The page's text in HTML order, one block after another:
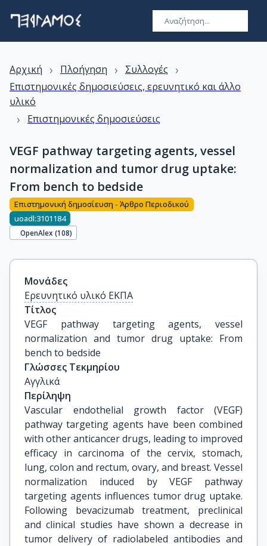
Αρχική › Πλοήγηση › Συλλογές ›
Επιστημονικές δημοσιεύσεις, ερευνητικό και άλλο
υλικό
› Επιστημονικές δημοσιεύσεις
VEGF pathway targeting agents, vessel
normalization and tumor drug uptake:
From bench to bedside
Επιστημονική δημοσίευση - Άρθρο Περιοδικού
uoadl:3101184
OpenAlex (108)
Μονάδες
Ερευνητικό υλικό ΕΚΠΑ
Τίτλος
VEGF pathway targeting agents, vessel
normalization and tumor drug uptake: From
bench to bedside
Γλώσσες Τεκμηρίου
Αγγλικά
Περίληψη
Vascular endothelial growth factor (VEGF)
pathway targeting agents have been combined
with other anticancer drugs, leading to improved
efficacy in carcinoma of the cervix, stomach,
lung, colon and rectum, ovary, and breast. Vessel
normalization induced by VEGF pathway
targeting agents influences tumor drug uptake.
Following bevacizumab treatment, preclinical
and clinical studies have shown a decrease in
tumor delivery of radiolabeled antibodies and